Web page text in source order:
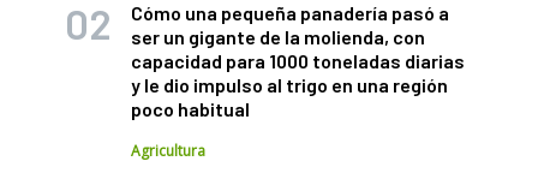
Cómo una pequeña panadería pasó a
ser un gigante de la molienda, con
capacidad para 1000 toneladas diarias
y le dio impulso al trigo en una región
poco habitual
Agricultura